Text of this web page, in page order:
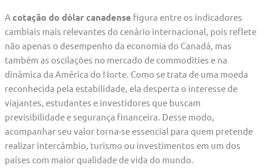
Acotação do dólar canadense figura entre os indicadores
cambiais mais relevantes do cenário internacional, pois reflete
não apenas o desempenho da economia do Canadá, mas
também as oscilações no mercado de commodities e na
dinâmica da América do Norte. Como se trata de uma moeda
reconhecida pela estabilidade, ela desperta o interesse de
viajantes, estudantes e investidores que buscam
previsibilidade e segurança financeira. Desse modo,
acompanhar seu valor torna-se essencial para quem pretende
realizar intercâmbio, turismo ou investimentos em um dos
países com maior qualidade de vida do mundo.